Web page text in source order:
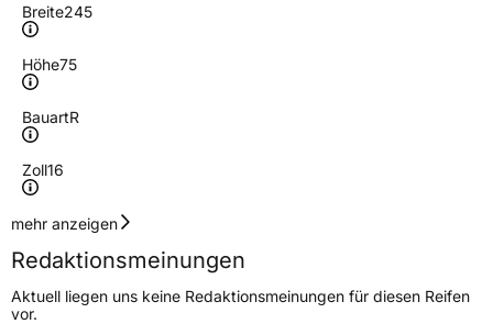
Breite245
Höhe75
BauartR
Zoll16
Geschwindigkeitsindex
Höchstgeschwindigkeit
190 km/h
Lastindex111
mehr anzeigen
Redaktionsmeinungen
Aktuell liegen uns keine Redaktionsmeinungen für diesen Reifen
vor.